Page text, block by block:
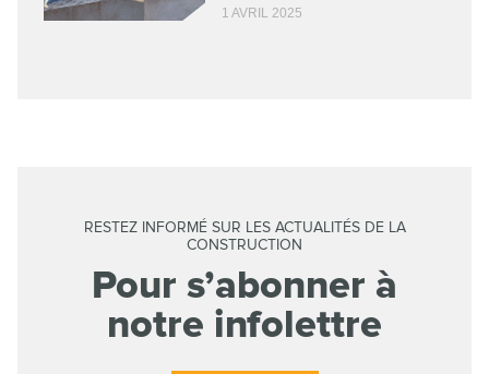
1 AVRIL 2025
RESTEZ INFORMÉ SUR LES ACTUALITÉS DE LA
CONSTRUCTION
Pour s’abonner à
notre infolettre